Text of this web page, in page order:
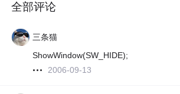
全部评论
三条猫
ShowWindow(SW_HIDE);
2006-09-13